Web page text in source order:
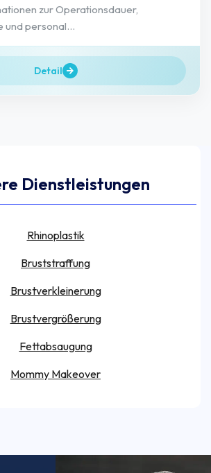
zur Operationsdauer,
und personal...
Detail
Dienstleistungen
Rhinoplastik
Bruststraffung
Brustverkleinerung
Brustvergrößerung
Fettabsaugung
Mommy Makeover